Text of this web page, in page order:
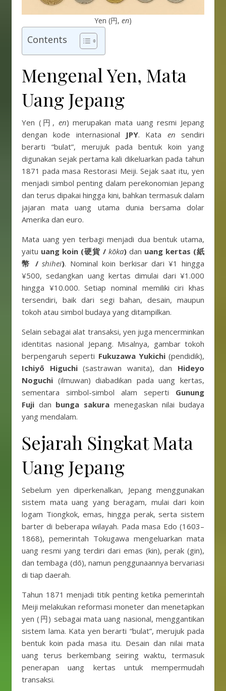
Yen (円, en)
Contents
Mengenal Yen, Mata
Uang Jepang
Yen (円, en) merupakan mata uang resmi Jepang
dengan kode internasional JPY. Kata en sendiri
berarti “bulat”, merujuk pada bentuk koin yang
digunakan sejak pertama kali dikeluarkan pada tahun
1871 pada masa Restorasi Meiji. Sejak saat itu, yen
menjadi simbol penting dalam perekonomian Jepang
dan terus dipakai hingga kini, bahkan termasuk dalam
jajaran mata uang utama dunia bersama dolar
Amerika dan euro.
Mata uang yen terbagi menjadi dua bentuk utama,
yaitu uang koin (硬貨 / kōka) dan uang kertas (紙
幣 /shihei). Nominal koin berkisar dari ¥1 hingga
¥500, sedangkan uang kertas dimulai dari ¥1.000
hingga ¥10.000. Setiap nominal memiliki ciri khas
tersendiri, baik dari segi bahan, desain, maupun
tokoh atau simbol budaya yang ditampilkan.
Selain sebagai alat transaksi, yen juga mencerminkan
identitas nasional Jepang. Misalnya, gambar tokoh
berpengaruh seperti Fukuzawa Yukichi(pendidik),
Ichiyō Higuchi(sastrawan wanita), dan Hideyo
Noguchi (ilmuwan) diabadikan pada uang kertas,
sementara simbol-simbol alam seperti Gunung
Fuji dan bunga sakura menegaskan nilai budaya
yang mendalam.
Sejarah Singkat Mata
Uang Jepang
Sebelum yen diperkenalkan, Jepang menggunakan
sistem mata uang yang beragam, mulai dari koin
logam Tiongkok, emas, hingga perak, serta sistem
barter di beberapa wilayah. Pada masa Edo (1603–
1868), pemerintah Tokugawa mengeluarkan mata
uang resmi yang terdiri dari emas (kin), perak (gin),
dan tembaga (dō), namun penggunaannya bervariasi
di tiap daerah.
Tahun 1871 menjadi titik penting ketika pemerintah
Meiji melakukan reformasi moneter dan menetapkan
yen (円) sebagai mata uang nasional, menggantikan
sistem lama. Kata yen berarti “bulat”, merujuk pada
bentuk koin pada masa itu. Desain dan nilai mata
uang terus berkembang seiring waktu, termasuk
penerapan uang kertas untuk mempermudah
transaksi.